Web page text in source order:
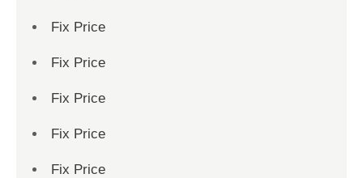
Fix Price
Fix Price
Fix Price
Fix Price
Fix Price